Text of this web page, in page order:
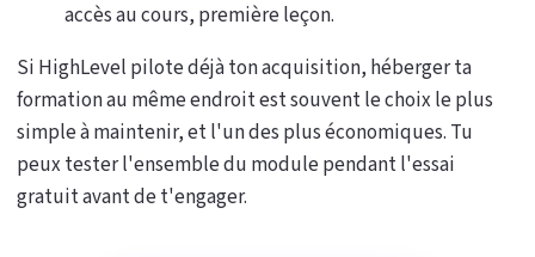
accès au cours, première leçon.
Si HighLevel pilote déjà ton acquisition, héberger ta
formation au même endroit est souvent le choix le plus
simple à maintenir, et l'un des plus économiques. Tu
peux tester l'ensemble du module pendant l'essai
gratuit avant de t'engager.